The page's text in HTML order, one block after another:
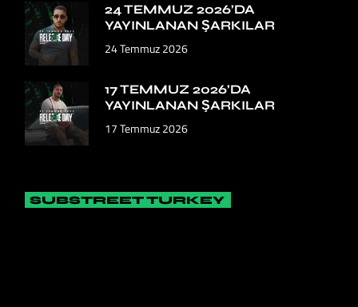
24 TEMMUZ 2026’DA
YAYINLANAN ŞARKILAR
24 Temmuz 2026
17 TEMMUZ 2026’DA
YAYINLANAN ŞARKILAR
17 Temmuz 2026
SUBSTREET TURKEY